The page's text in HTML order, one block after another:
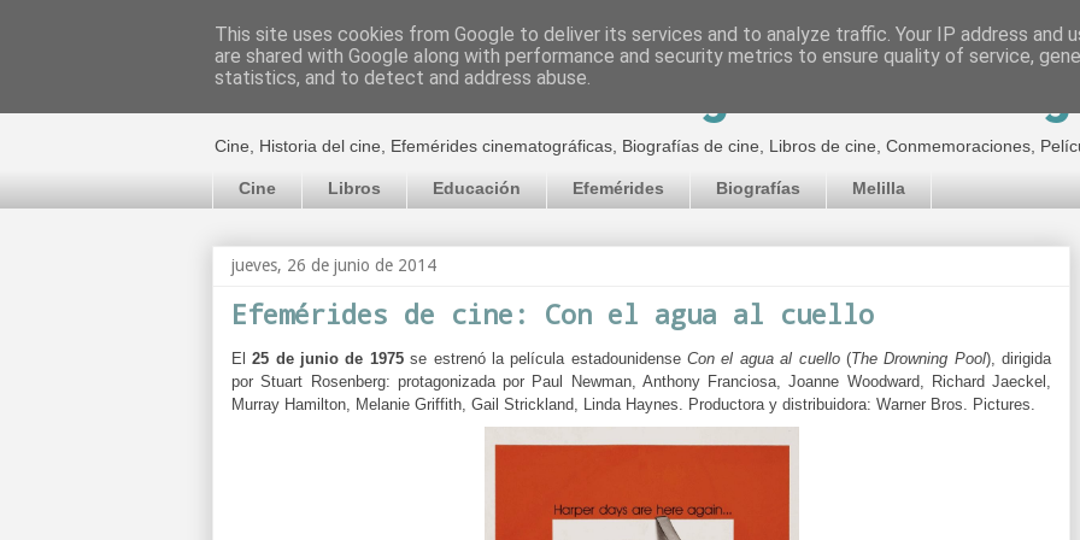
El cultural cinematográfico de Jorge
Cine, Historia del cine, Efemérides cinematográficas, Biografías de cine, Libros de cine, Conmemoraciones,
Cine Libros Educación Efemérides Biografías Melilla
jueves, 26 de junio de 2014
Efemérides de cine: Con el agua al cuello
El25 de junio de 1975se estrenó la película estadounidenseCon el agua al cuello(The Drowning Pool), dirigida
porStuart Rosenberg: protagonizada por Paul Newman, Anthony Franciosa, Joanne Woodward, Richard Jaeckel,
Murray Hamilton, Melanie Griffith, Gail Strickland, Linda Haynes.
Productora y distribuidora: Warner Bros. Pictures.
This site uses cookies from Google to deliver its services and to analyze traffic. Your IP address and
are shared with Google along with performance and security metrics to ensure quality of service,
statistics, and to detect and address abuse.